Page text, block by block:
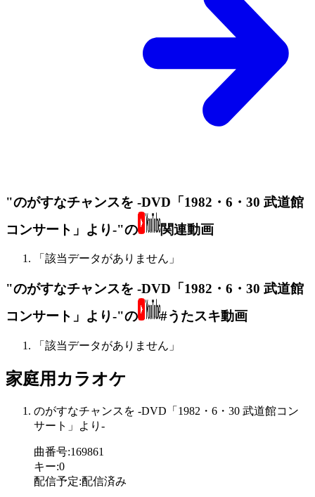
"のがすなチャンスを -DVD「1982・6・30 武道館
コンサート」より-"の
関連動画
「該当データがありません」
"のがすなチャンスを -DVD「1982・6・30 武道館
コンサート」より-"の
#うたスキ動画
「該当データがありません」
家庭用カラオケ
のがすなチャンスを -DVD「1982・6・30 武道館コン
サート」より-
曲番号:169861
キー:0
配信予定:配信済み